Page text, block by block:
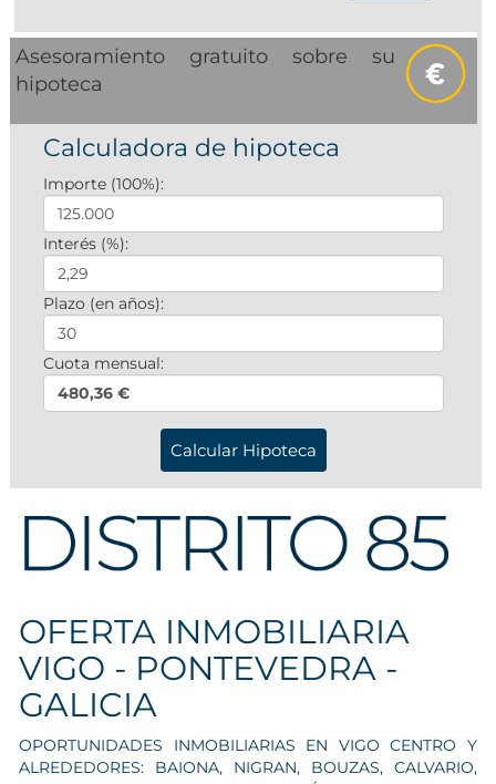
Asesoramiento gratuito sobre su
hipoteca
Calculadora de hipoteca
Importe (100%):
Interés (%):
Plazo (en años):
Cuota mensual:
480,36 €
OFERTA INMOBILIARIA
VIGO - PONTEVEDRA -
GALICIA
OPORTUNIDADES INMOBILIARIAS EN VIGO CENTRO Y
ALREDEDORES: BAIONA, NIGRAN, BOUZAS, CALVARIO,